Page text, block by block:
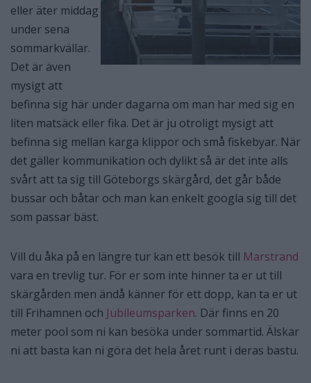
eller äter middag
under sena
sommarkvällar.
Det är även
mysigt att
befinna sig här under dagarna om man har med sig en
liten matsäck eller fika. Det är ju otroligt mysigt att
befinna sig mellan karga klippor och små fiskebyar. När
det gäller kommunikation och dylikt så är det inte alls
svårt att ta sig till Göteborgs skärgård, det går både
bussar och båtar och man kan enkelt googla sig till det
som passar bäst.
Vill du åka på en längre tur kan ett besök till Marstrand
vara en trevlig tur. För er som inte hinner ta er ut till
skärgården men ändå känner för ett dopp, kan ta er ut
till Frihamnen och Jubileumsparken. Där finns en 20
meter pool som ni kan besöka under sommartid. Älskar
ni att basta kan ni göra det hela året runt i deras bastu.